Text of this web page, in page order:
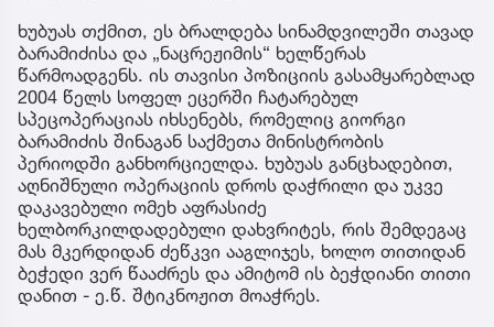
ხუბუას თქმით, ეს ბრალდება სინამდვილეში თავად
ბარამიძისა და „ნაცრეჟიმის“ ხელწერას
წარმოადგენს. ის თავისი პოზიციის გასამყარებლად
2004 წელს სოფელ ეცერში ჩატარებულ
სპეცოპერაციას იხსენებს, რომელიც გიორგი
ბარამიძის შინაგან საქმეთა მინისტრობის
პერიოდში განხორციელდა. ხუბუას განცხადებით,
აღნიშნული ოპერაციის დროს დაჭრილი და უკვე
დაკავებული ომეხ აფრასიძე
ხელბორკილდადებული დახვრიტეს, რის შემდეგაც
მას მკერდიდან ძეწკვი ააგლიჯეს, ხოლო თითიდან
ბეჭედი ვერ წააძრეს და ამიტომ ის ბეჭდიანი თითი
დანით - ე.წ. შტიკნოჟით მოაჭრეს.